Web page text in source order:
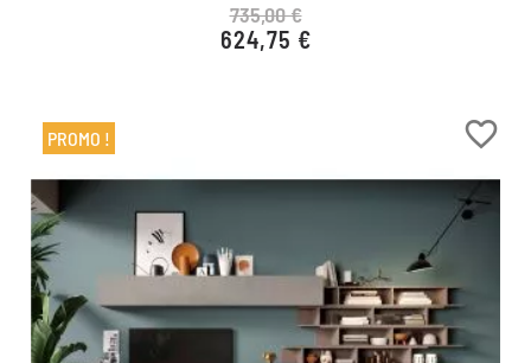
Prix de base
735,00 €
Prix
624,75 €
favorite_border
PROMO !